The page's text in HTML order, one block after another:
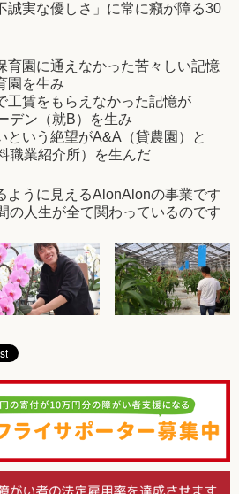
誠実な優しさ」に常に癪が障る30
育園に通えなかった苦々しい記憶
園を生み
工賃をもらえなかった記憶が
デン（就B）を生み
という絶望がA&A（貸農園）と
職業紹介所）を生んだ
ように見えるAlonAlonの事業です
の人生が全て関わっているのです